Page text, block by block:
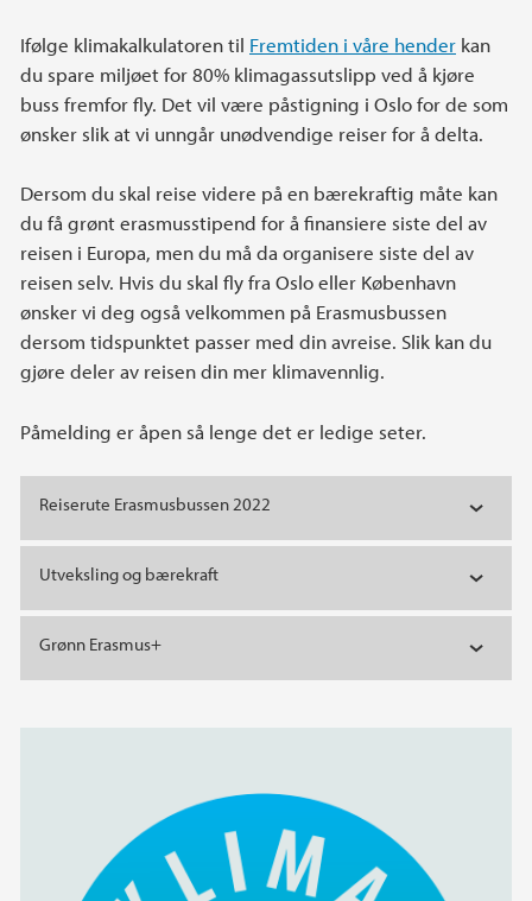
Ifølge klimakalkulatoren til Fremtiden i våre hender kan
du spare miljøet for 80% klimagassutslipp ved å kjøre
buss fremfor fly. Det vil være påstigning i Oslo for de som
ønsker slik at vi unngår unødvendige reiser for å delta.
Dersom du skal reise videre på en bærekraftig måte kan
du få grønt erasmusstipend for å finansiere siste del av
reisen i Europa, men du må da organisere siste del av
reisen selv. Hvis du skal fly fra Oslo eller København
ønsker vi deg også velkommen på Erasmusbussen
dersom tidspunktet passer med din avreise. Slik kan du
gjøre deler av reisen din mer klimavennlig.
Påmelding er åpen så lenge det er ledige seter.
Reiserute Erasmusbussen 2022
Utveksling og bærekraft
Grønn Erasmus+